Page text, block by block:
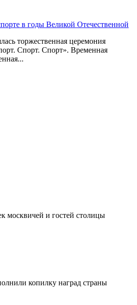
в годы Великой Отечественной
торжественная церемония
Спорт. Спорт». Временная
москвичей и гостей столицы
копилку наград страны